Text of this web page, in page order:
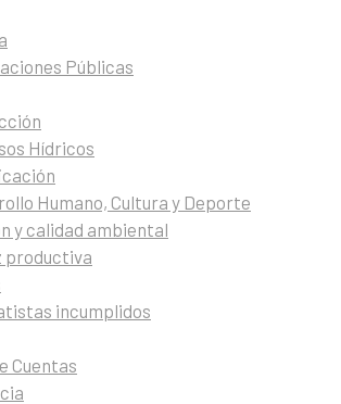
Públicas
Hídricos
Humano, Cultura y Deporte
y calidad ambiental
productiva
incumplidos
Cuentas